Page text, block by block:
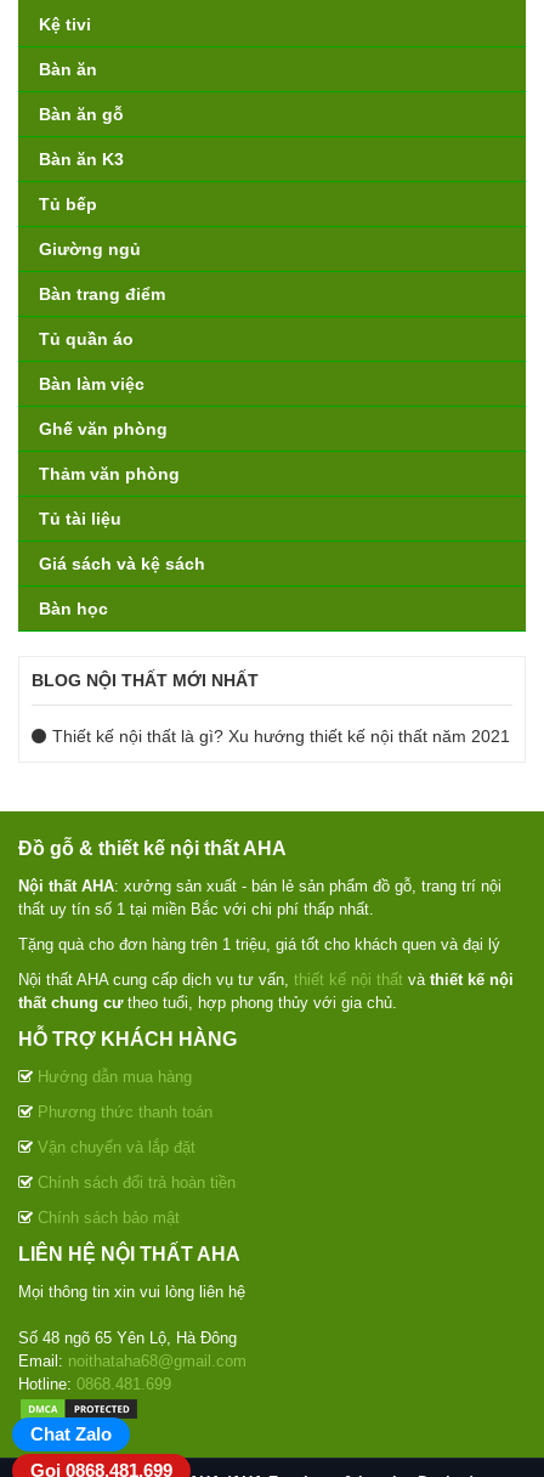
Kệ tivi
Bàn ăn
Bàn ăn gỗ
Bàn ăn K3
Tủ bếp
Giường ngủ
Bàn trang điểm
Tủ quần áo
Bàn làm việc
Ghế văn phòng
Thảm văn phòng
Tủ tài liệu
Giá sách và kệ sách
Bàn học
BLOG NỘI THẤT MỚI NHẤT
Thiết kế nội thất là gì? Xu hướng thiết kế nội thất năm 2021
Đồ gỗ & thiết kế nội thất AHA
Nội thất AHA: xưởng sản xuất - bán lẻ sản phẩm đồ gỗ, trang trí nội
thất uy tín số 1 tại miền Bắc với chi phí thấp nhất.
Tặng quà cho đơn hàng trên 1 triệu, giá tốt cho khách quen và đại lý
Nội thất AHA cung cấp dịch vụ tư vấn, thiết kế nội thất và thiết kế nội
thất chung cưtheo tuổi, hợp phong thủy với gia chủ.
HỖ TRỢ KHÁCH HÀNG
Hướng dẫn mua hàng
Phương thức thanh toán
Vận chuyển và lắp đặt
Chính sách đổi trả hoàn tiền
Chính sách bảo mật
LIÊN HỆ NỘI THẤT AHA
Mọi thông tin xin vui lòng liên hệ
Số 48 ngõ 65 Yên Lộ, Hà Đông
Email: noithataha68@gmail.com
Hotline: 0868.481.699
Chat Zalo
Gọi 0868.481.699